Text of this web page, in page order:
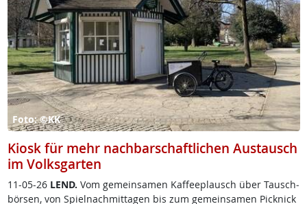
Foto: ©KK
Kiosk für mehr nachbarschaftlichen Austausch
im Volksgarten
11-05-26 LEND. Vom ge­mein­sa­men Kaf­fee­plausch über Tausch­
bör­sen, von Spiel­nach­mit­ta­gen bis zum ge­mein­sa­men Pick­nick